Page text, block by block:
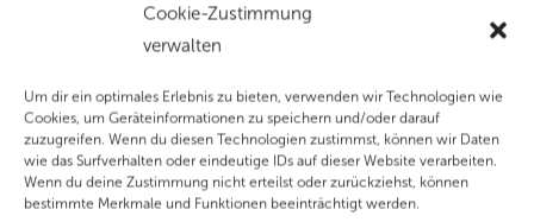
Cookie-Zustimmung
verwalten
Um dir ein optimales Erlebnis zu bieten, verwenden wir Technologien wie
Cookies, um Geräteinformationen zu speichern und/oder darauf
zuzugreifen. Wenn du diesen Technologien zustimmst, können wir Daten
wie das Surfverhalten oder eindeutige IDs auf dieser Website verarbeiten.
Wenn du deine Zustimmung nicht erteilst oder zurückziehst, können
bestimmte Merkmale und Funktionen beeinträchtigt werden.
Wirtschafts-
Identifikationsnummer
(W-
IdNr.)